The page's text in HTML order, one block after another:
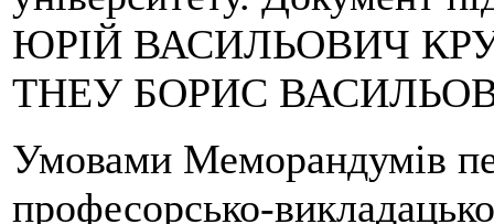
ЮРІЙ ВАСИЛЬОВИЧ
ТНЕУ БОРИС
Умовами Меморандумів
професорсько-